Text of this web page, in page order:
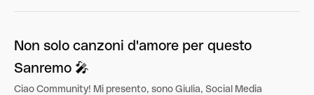
Non solo canzoni d'amore per questo
Sanremo 🎤
Ciao Community! Mi presento, sono Giulia, Social Media